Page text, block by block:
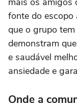
fonte do escopo
que o grupo
demonstram
e saudável
ansiedade e
Onde a